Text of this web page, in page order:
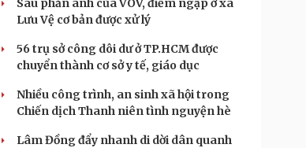
Sau phản ánh của VOV, điểm ngập ở xã
Lưu Vệ cơ bản được xử lý
56 trụ sở công dôi dư ở TP.HCM được
chuyển thành cơ sở y tế, giáo dục
Nhiều công trình, an sinh xã hội trong
Chiến dịch Thanh niên tình nguyện hè
Lâm Đồng đẩy nhanh di dời dân quanh